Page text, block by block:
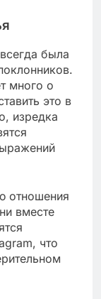
была
много о
это в
изредка
отношения
вместе
что